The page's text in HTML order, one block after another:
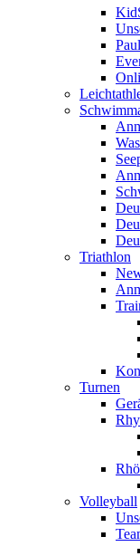
Triathlon
Turnen
Volleyball